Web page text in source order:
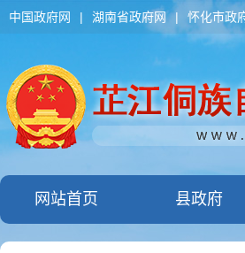
中国政府网 | 湖南省政府网 | 怀化市政
网站首页 县政府